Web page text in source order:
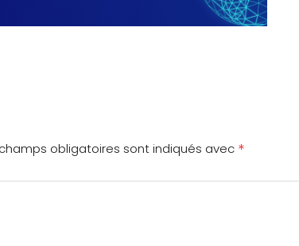
obligatoires sont indiqués avec *